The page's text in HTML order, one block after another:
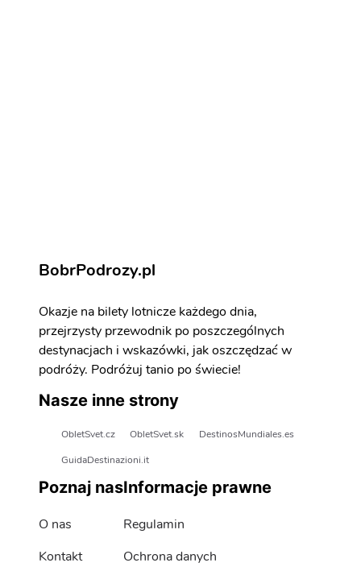
BobrPodrozy.pl
Okazje na bilety lotnicze każdego dnia,
przejrzysty przewodnik po poszczególnych
destynacjach i wskazówki, jak oszczędzać w
podróży. Podróżuj tanio po świecie!
Nasze inne strony
ObletSvet.cz ObletSvet.sk
DestinosMundiales.es
GuidaDestinazioni.it
Poznaj nas
O nas
Kontakt
Informacje prawne
Regulamin
Ochrona danych